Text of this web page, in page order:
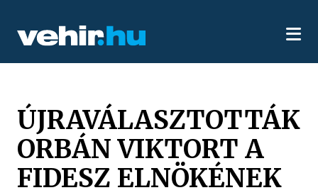
ÚJRAVÁLASZTOTTÁK
ORBÁN VIKTORT A
FIDESZ ELNÖKÉNEK